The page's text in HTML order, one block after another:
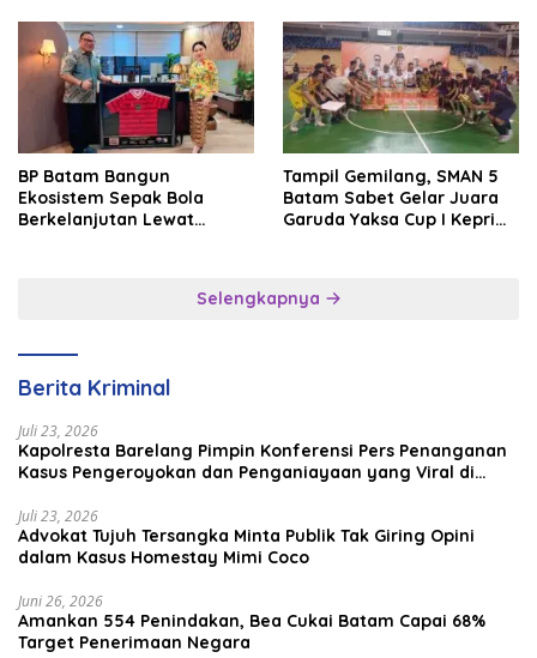
2026
BP Batam Bangun
Ekosistem Sepak Bola
Berkelanjutan Lewat
Tampil Gemilang, SMAN 5
Batam Sabet Gelar Juara
Garuda Yaksa Cup I Kepri
Selengkapnya
Berita Kriminal
Juli 23, 2026
Kapolresta Barelang Pimpin Konferensi Pers Penanganan
Kasus Pengeroyokan dan Penganiayaan yang Viral di
Juli 23, 2026
Advokat Tujuh Tersangka Minta Publik Tak Giring Opini
dalam Kasus Homestay Mimi Coco
Juni 26, 2026
Amankan 554 Penindakan, Bea Cukai Batam Capai 68%
Target Penerimaan Negara